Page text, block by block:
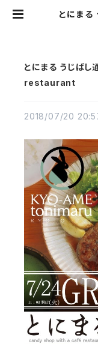
とにまる うじ
とにまる うじば
restaurant
2018/07/20